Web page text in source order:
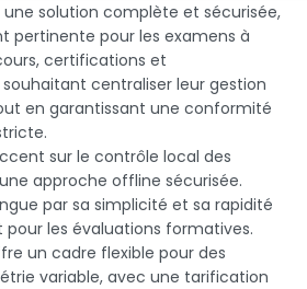
une solution complète et sécurisée,
pertinente pour les examens à
certifications et
centraliser leur gestion
en garantissant une conformité
sur le contrôle local des
approche offline sécurisée.
par sa simplicité et sa rapidité
les évaluations formatives.
un cadre flexible pour des
variable, avec une tarification